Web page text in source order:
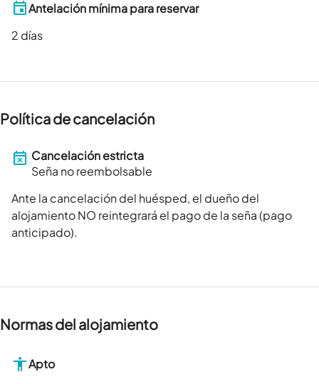
Antelación mínima para reservar
2 días
Política de cancelación
Cancelación estricta
Seña no reembolsable
Ante la cancelación del huésped, el dueño del
alojamiento NO reintegrará el pago de la seña (pago
anticipado).
Normas del alojamiento
Apto